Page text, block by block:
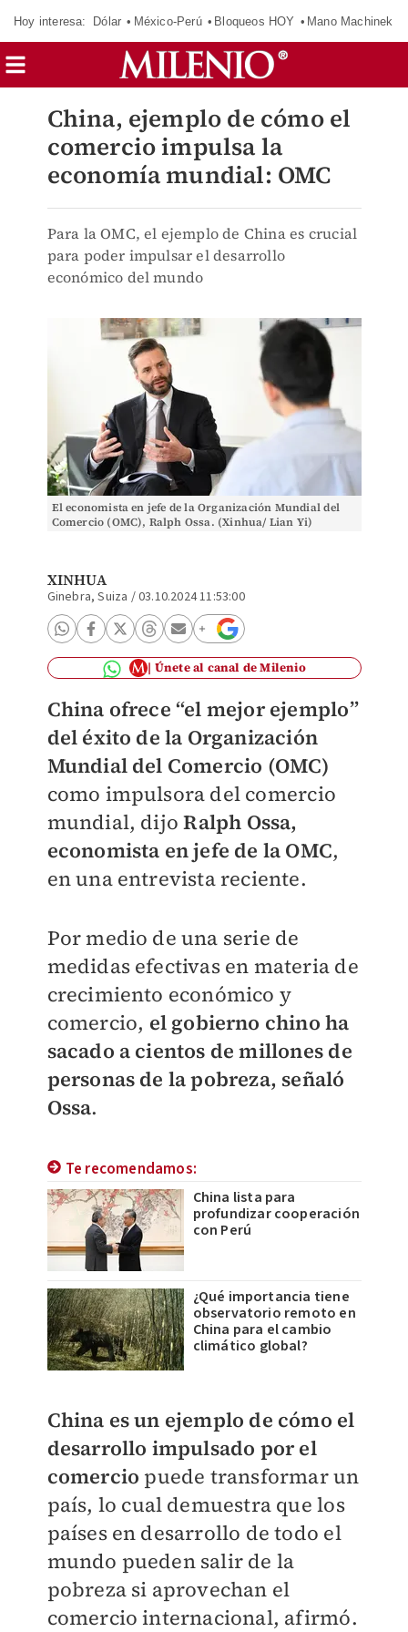
Hoy interesa: Dólar México-Perú Bloqueos HOY Mano Machinek
China, ejemplo de cómo el
comercio impulsa la
economía mundial: OMC
Para la OMC, el ejemplo de China es crucial
para poder impulsar el desarrollo
económico del mundo
El economista en jefe de la Organización Mundial del
Comercio (OMC), Ralph Ossa. (Xinhua/ Lian Yi)
XINHUA
Ginebra, Suiza /03.10.2024 11:53:00
Únete al canal de Milenio
China ofrece “el mejor ejemplo”
del éxito de la Organización
Mundial del Comercio (OMC)
como impulsora del comercio
mundial, dijoRalph Ossa,
economista en jefe de la OMC,
en una entrevista reciente.
Por medio de una serie de
medidas efectivas en materia de
crecimiento económico y
comercio, el gobierno chino ha
sacado a cientos de millones de
personas de la pobreza, señaló
Ossa.
Te recomendamos:
China lista para
profundizar cooperación
con Perú
¿Qué importancia tiene
observatorio remoto en
China para el cambio
climático global?
China es un ejemplo de cómo el
desarrollo impulsado por el
comercio puede transformar un
país, lo cual demuestra que los
países en desarrollo de todo el
mundo pueden salir de la
pobreza si aprovechan el
comercio internacional, afirmó.